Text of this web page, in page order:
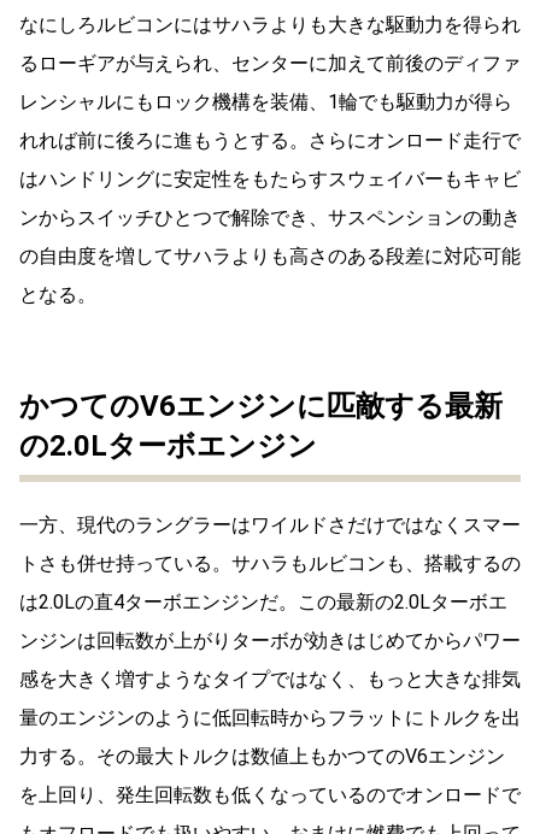
なにしろルビコンにはサハラよりも大きな駆動力を得られ
るローギアが与えられ、センターに加えて前後のディファ
レンシャルにもロック機構を装備、1輪でも駆動力が得ら
れれば前に後ろに進もうとする。さらにオンロード走行で
はハンドリングに安定性をもたらすスウェイバーもキャビ
ンからスイッチひとつで解除でき、サスペンションの動き
の自由度を増してサハラよりも高さのある段差に対応可能
となる。
かつてのV6エンジンに匹敵する最新
の2.0Lターボエンジン
一方、現代のラングラーはワイルドさだけではなくスマー
トさも併せ持っている。サハラもルビコンも、搭載するの
は2.0Lの直4ターボエンジンだ。この最新の2.0Lターボエ
ンジンは回転数が上がりターボが効きはじめてからパワー
感を大きく増すようなタイプではなく、もっと大きな排気
量のエンジンのように低回転時からフラットにトルクを出
力する。その最大トルクは数値上もかつてのV6エンジン
を上回り、発生回転数も低くなっているのでオンロードで